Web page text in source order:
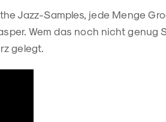
Jazz-Samples, jede Menge
Wem das noch nicht genug
gelegt.